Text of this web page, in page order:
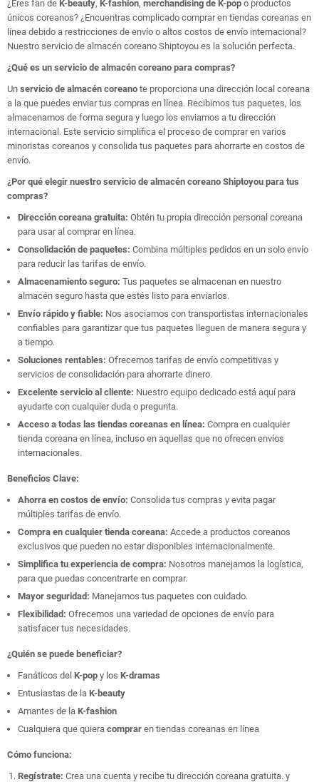
¿Eres fan de K-beauty, K-fashion, merchandising de K-pop o productos
únicos coreanos? ¿Encuentras complicado comprar en tiendas coreanas en
línea debido a restricciones de envío o altos costos de envío internacional?
Nuestro servicio de almacén coreano Shiptoyou es la solución perfecta.
¿Qué es un servicio de almacén coreano para compras?
Un servicio de almacén coreano te proporciona una dirección local coreana
a la que puedes enviar tus compras en línea. Recibimos tus paquetes, los
almacenamos de forma segura y luego los enviamos a tu dirección
internacional. Este servicio simplifica el proceso de comprar en varios
minoristas coreanos y consolida tus paquetes para ahorrarte en costos de
envío.
¿Por qué elegir nuestro servicio de almacén coreano Shiptoyou para tus
compras?
Dirección coreana gratuita: Obtén tu propia dirección personal coreana
para usar al comprar en línea.
Consolidación de paquetes: Combina múltiples pedidos en un solo envío
para reducir las tarifas de envío.
Almacenamiento seguro: Tus paquetes se almacenan en nuestro
almacén seguro hasta que estés listo para enviarlos.
Envío rápido y fiable: Nos asociamos con transportistas internacionales
confiables para garantizar que tus paquetes lleguen de manera segura y
a tiempo.
Soluciones rentables: Ofrecemos tarifas de envío competitivas y
servicios de consolidación para ahorrarte dinero.
Excelente servicio al cliente: Nuestro equipo dedicado está aquí para
ayudarte con cualquier duda o pregunta.
Acceso a todas las tiendas coreanas en línea: Compra en cualquier
tienda coreana en línea, incluso en aquellas que no ofrecen envíos
internacionales.
Beneficios Clave:
Ahorra en costos de envío: Consolida tus compras y evita pagar
múltiples tarifas de envío.
Compra en cualquier tienda coreana: Accede a productos coreanos
exclusivos que pueden no estar disponibles internacionalmente.
Simplifica tu experiencia de compra: Nosotros manejamos la logística,
para que puedas concentrarte en comprar.
Mayor seguridad: Manejamos tus paquetes con cuidado.
Flexibilidad: Ofrecemos una variedad de opciones de envío para
satisfacer tus necesidades.
¿Quién se puede beneficiar?
Fanáticos del K-pop y los K-dramas
Entusiastas de la K-beauty
Amantes de la K-fashion
Cualquiera que quiera comprar en tiendas coreanas en línea
Cómo funciona:
Regístrate: Crea una cuenta y recibe tu dirección coreana gratuita. y